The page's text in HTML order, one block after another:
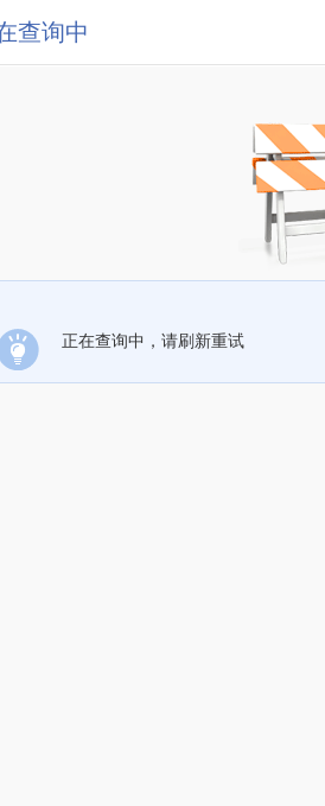
查询中
正在查询中，请刷新重试